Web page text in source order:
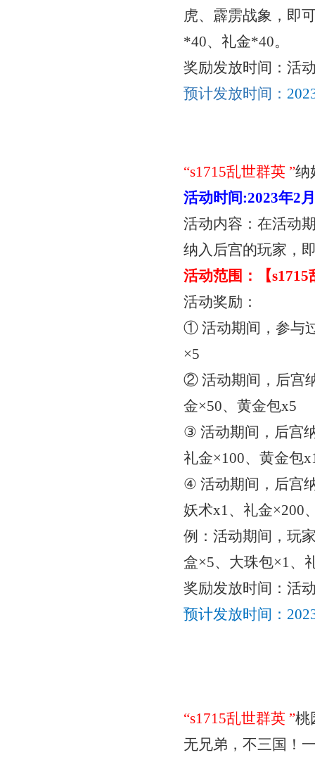
虎、霹雳战象，即
*40、礼金*40。
奖励发放时间：活
预计发放时间：
“s1715乱世群英”纳
活动时间:2023年2
活动内容：在活动
纳入后宫的玩家，
活动范围：【
活动奖励：
① 活动期间，参与
×5
② 活动期间，后宫
金×50、黄金包x5
③ 活动期间，后宫
礼金×100、黄金包
④ 活动期间，后宫
妖术x1、礼金×200
例：活动期间，玩
盒×5、大珠包×1、
奖励发放时间：活
预计发放时间：
“s1715乱世群英”桃
无兄弟，不三国！